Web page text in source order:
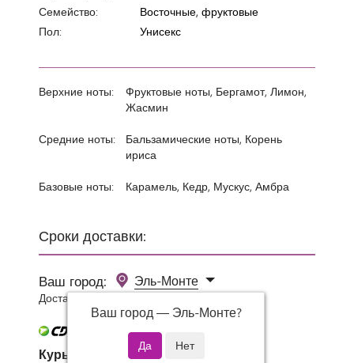
Сроки доставки:
Ваш город:
Эль-Монте
Ваш город — Эль-Монте?
Доставка 0 руб при заказе от 3000 руб.
Курьер СДЭК
Семейство:
Восточные, фруктовые
Пол:
Унисекс
Верхние ноты:
Фруктовые ноты, Бергамот, Лимон,
Жасмин
Средние ноты:
Бальзамические ноты, Корень
ириса
Базовые ноты: Карамель, Кедр, Мускус, Амбра